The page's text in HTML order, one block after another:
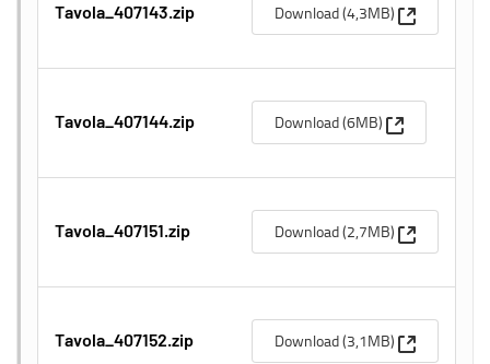
Tavola_407143.zip Download (4,3MB) (Apre una
Tavola_407144.zip Download (6MB) (Apre una
Tavola_407151.zip Download (2,7MB) (Apre una
Tavola_407152.zip Download (3,1MB) (Apre una